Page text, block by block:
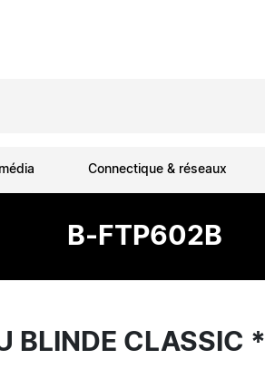
Connectique & réseaux
B-FTP602B
BLINDE CLASSIC *